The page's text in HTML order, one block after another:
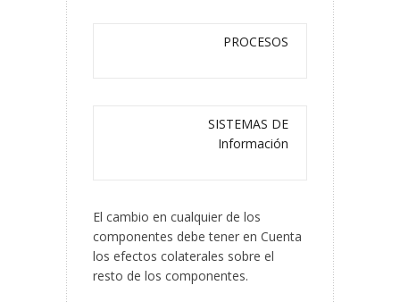
PROCESOS
SISTEMAS DE
Información
El cambio en cualquier de los
componentes debe tener en Cuenta
los efectos colaterales sobre el
resto de los componentes.